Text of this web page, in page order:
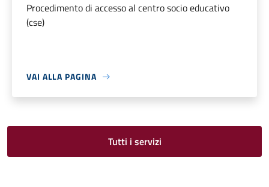
Procedimento di accesso al centro socio educativo
(cse)
VAI ALLA PAGINA
Tutti i servizi